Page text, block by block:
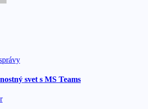
svet s MS Teams